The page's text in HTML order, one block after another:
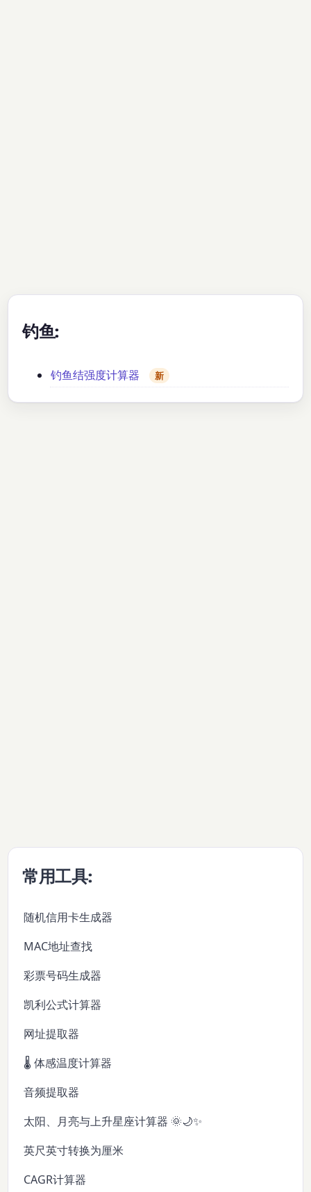
钓鱼:
钓鱼结强度计算器 新
常用工具:
随机信用卡生成器
MAC地址查找
彩票号码生成器
凯利公式计算器
网址提取器
🌡️ 体感温度计算器
音频提取器
太阳、月亮与上升星座计算器 🌞🌙✨
英尺英寸转换为厘米
CAGR计算器